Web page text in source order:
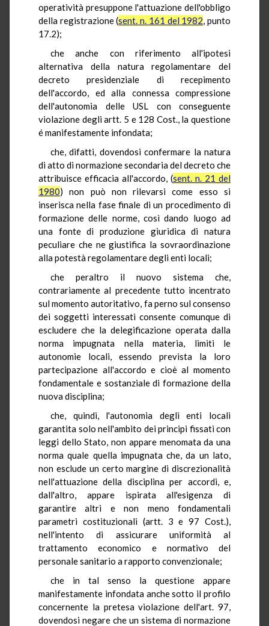
operatività presuppone l'attuazione dell'obbligo
della registrazione (sent. n. 161 del 1982, punto
17.2);
che anche con riferimento all'ipotesi
alternativa della natura regolamentare del
decreto presidenziale di recepimento
dell'accordo, ed alla connessa compressione
dell'autonomia delle USL con conseguente
violazione degli artt. 5 e 128 Cost., la questione
é manifestamente infondata;
che, difatti, dovendosi confermare la natura
di atto di normazione secondaria del decreto che
attribuisce efficacia all'accordo, (sent. n. 21 del
1980) non può non rilevarsi come esso si
inserisca nella fase finale di un procedimento di
formazione delle norme, così dando luogo ad
una fonte di produzione giuridica di natura
peculiare che ne giustifica la sovraordinazione
alla potestà regolamentare degli enti locali;
che peraltro il nuovo sistema che,
contrariamente al precedente tutto incentrato
sul momento autoritativo, fa perno sul consenso
dei soggetti interessati consente comunque di
escludere che la delegificazione operata dalla
norma impugnata nella materia, limiti le
autonomie locali, essendo prevista la loro
partecipazione all'accordo e cioè al momento
fondamentale e sostanziale di formazione della
nuova disciplina;
che, quindi, l'autonomia degli enti locali
garantita solo nell'ambito dei principi fissati con
leggi dello Stato, non appare menomata da una
norma quale quella impugnata che, da un lato,
non esclude un certo margine di discrezionalità
nell'attuazione della disciplina per accordi, e,
dall'altro, appare ispirata all'esigenza di
garantire altri e non meno fondamentali
parametri costituzionali (artt. 3 e 97 Cost.),
nell'intento di assicurare uniformità al
trattamento economico e normativo del
personale sanitario a rapporto convenzionale;
che in tal senso la questione appare
manifestamente infondata anche sotto il profilo
concernente la pretesa violazione dell'art. 97,
dovendosi negare che un sistema di normazione